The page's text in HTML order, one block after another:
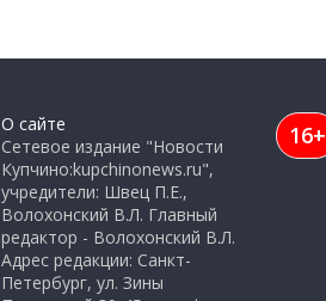
О сайте
Сетевое издание "Новости
Купчино:kupchinonews.ru",
учредители: Швец П.Е.,
Волохонский В.Л. Главный
редактор - Волохонский В.Л.
Адрес редакции: Санкт-
Петербург, ул. Зины
16+